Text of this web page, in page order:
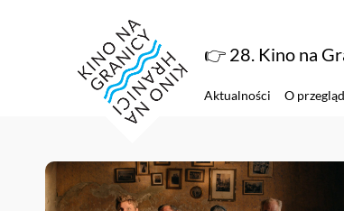
👉 28. Kino na
Aktualności O